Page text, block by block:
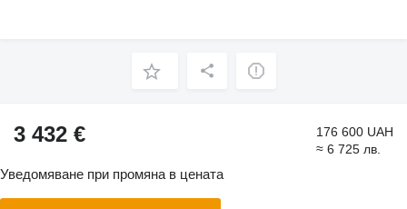
3 432 €
176 600 UAH
≈ 6 725 лв.
Уведомяване при промяна в цената